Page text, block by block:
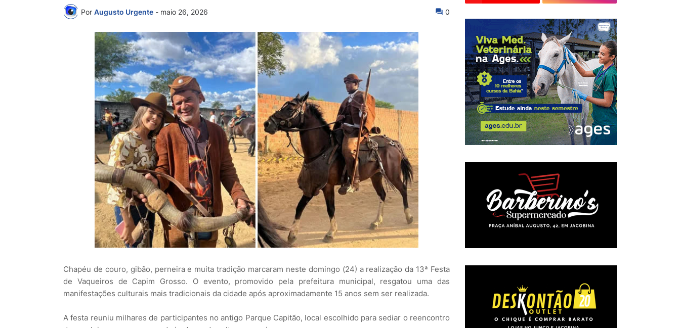
Por Augusto Urgente - maio 26, 2026 0
Chapéu de couro, gibão, perneira e muita tradição marcaram neste domingo (24) a realização da 13ª Festa
de Vaqueiros de Capim Grosso. O evento, promovido pela prefeitura municipal, resgatou uma das
manifestações culturais mais tradicionais da cidade após aproximadamente 15 anos sem ser realizada.
A festa reuniu milhares de participantes no antigo Parque Capitão, local escolhido para sediar o reencontro